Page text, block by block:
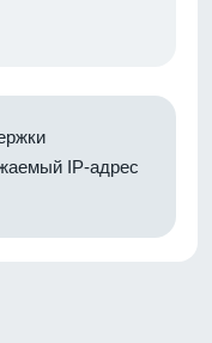
IP-адрес